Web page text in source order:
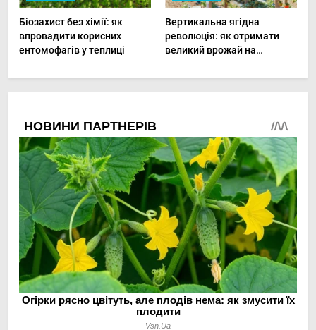
Біозахист без хімії: як
впровадити корисних
ентомофагів у теплиці
Вертикальна ягідна
революція: як отримати
великий врожай на